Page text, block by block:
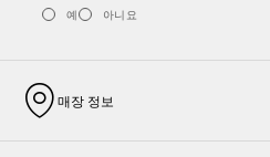
예
아니요
매장 정보